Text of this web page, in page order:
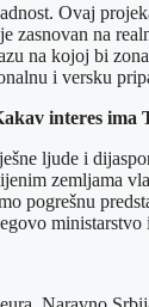
Ovaj
na
na kojoj bi
i versku
interes ima
ljude i
zemljama